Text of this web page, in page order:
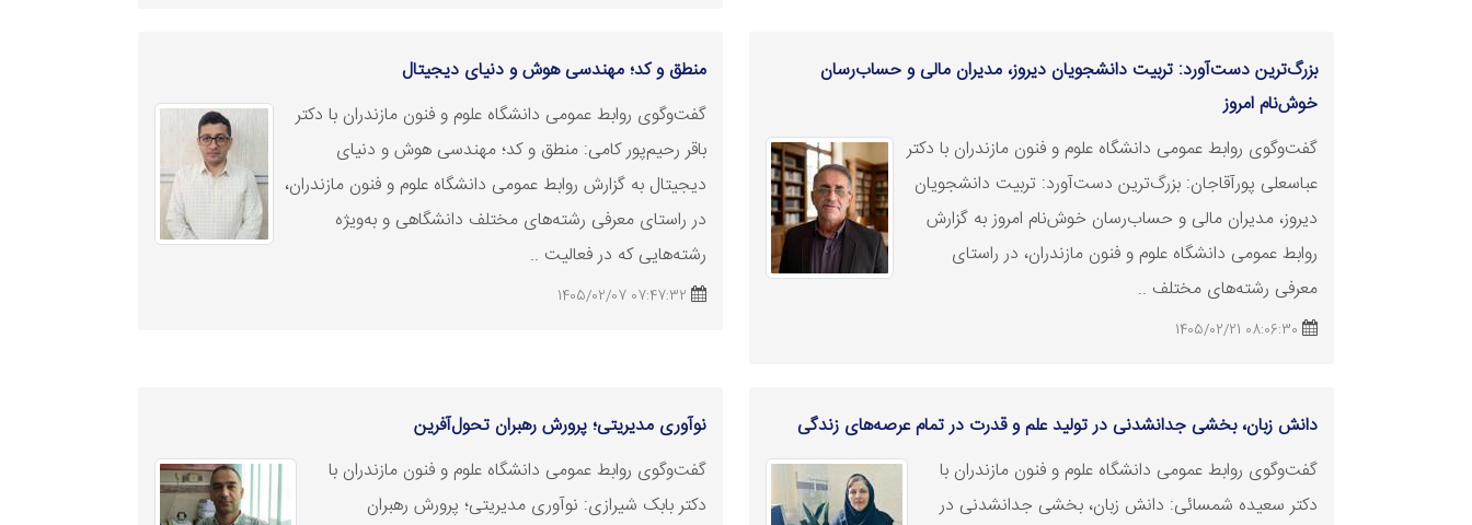
بزرگ‌ترین دست‌آورد: تربیت دانشجویان دیروز، مدیران مالی و حساب‌رسان
خوش‌نام امروز
گفت‌وگوی روابط عمومی دانشگاه علوم و فنون مازندران با دکتر
عباسعلی پورآقاجان: بزرگ‌ترین دست‌آورد: تربیت دانشجویان
دیروز، مدیران مالی و حساب‌رسان خوش‌نام امروز به گزارش
روابط عمومی دانشگاه علوم و فنون مازندران، در راستای
معرفی رشته‌های مختلف ..
08:06:30 1405/02/21
منطق و کد؛ مهندسی هوش و دنیای دیجیتال
گفت‌وگوی روابط عمومی دانشگاه علوم و فنون مازندران با دکتر
باقر رحیم‌پور کامی: منطق و کد؛ مهندسی هوش و دنیای
دیجیتال به گزارش روابط عمومی دانشگاه علوم و فنون مازندران،
در راستای معرفی رشته‌های مختلف دانشگاهی و به‌ویژه
رشته‌هایی که در فعالیت ..
07:47:32 1405/02/07
دانش زبان، بخشی جدانشدنی در تولید علم و قدرت در تمام عرصه‌های زندگی
گفت‌وگوی روابط عمومی دانشگاه علوم و فنون مازندران با
دکتر سعیده شمسائی: دانش زبان، بخشی جدانشدنی در
نوآوری مدیریتی؛ پرورش رهبران تحول‌آفرین
گفت‌وگوی روابط عمومی دانشگاه علوم و فنون مازندران با
دکتر بابک شیرازی: نوآوری مدیریتی؛ پرورش رهبران